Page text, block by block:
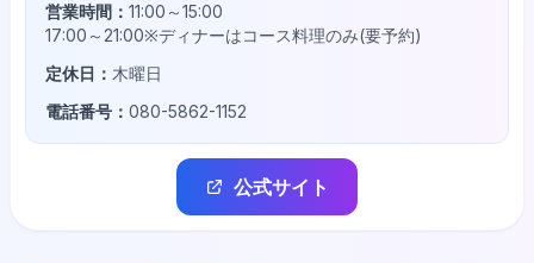
営業時間： 11:00～15:00
17:00～21:00※ディナーはコース料理のみ(要予約)
定休日： 木曜日
電話番号： 080-5862-1152
公式サイト